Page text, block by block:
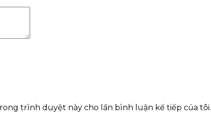
trình duyệt này cho lần bình luận kế tiếp của tôi.